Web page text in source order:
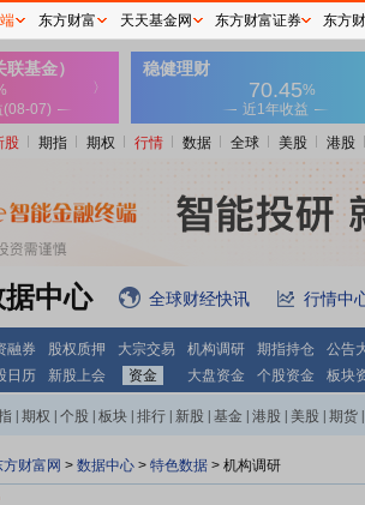
股 期指 期权 行情 数据 全球 美股 港股
据中心 全球财经快讯 行情中
融券 股权质押 大宗交易 机构调研 期指持仓
公告
日历 新股上会 资金 大盘资金 个股资金 板块
期权 个股 板块 排行 新股 基金 港股 美股 期货
方财富网 > 数据中心 > 特色数据 > 机构调研
东方财富 天天基金网 东方财富证券 东方